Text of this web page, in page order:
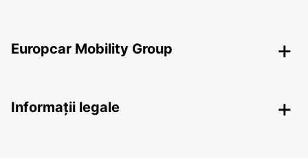
Europcar Mobility Group
Informații legale